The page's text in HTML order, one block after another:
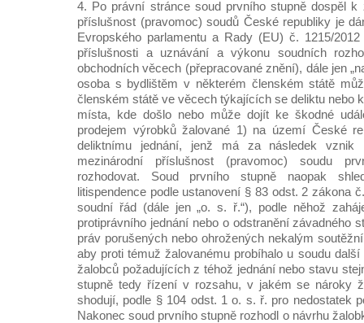
4. Po právní stránce soud prvního stupně dospěl k
příslušnost (pravomoc) soudů České republiky je
Evropského parlamentu a Rady (EU) č. 1215/
příslušnosti a uznávání a výkonu soudních
obchodních věcech (přepracované znění), dále jen
osoba s bydlištěm v některém členském státě
členském státě ve věcech týkajících se deliktu nebo
místa, kde došlo nebo může dojít ke škodné
prodejem výrobků žalované 1) na území České
deliktnímu jednání, jenž má za následek vznik
mezinárodní příslušnost (pravomoc) soudu
rozhodovat. Soud prvního stupně naopak
litispendence podle ustanovení § 83 odst. 2 zákona
soudní řád (dále jen „o. s. ř.“), podle něhož
protiprávního jednání nebo o odstranění závadného
práv porušených nebo ohrožených nekalým
aby proti témuž žalovanému probíhalo u soudu
žalobců požadujících z téhož jednání nebo stavu
stupně tedy řízení v rozsahu, v jakém se nároky
shodují, podle § 104 odst. 1 o. s. ř. pro nedostatek
Nakonec soud prvního stupně rozhodl o návrhu